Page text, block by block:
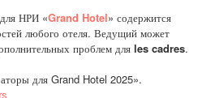
НРИ «Grand Hotel» содержится
любого отеля. Ведущий может
проблем для les cadres.
для Grand Hotel 2025».